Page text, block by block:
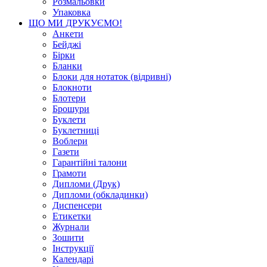
Упаковка
ЩО МИ ДРУКУЄМО!
Анкети
Бейджі
Бірки
Бланки
Блоки для нотаток (відривні)
Блокноти
Блотери
Брошури
Буклети
Буклетниці
Воблери
Газети
Гарантійні талони
Грамоти
Дипломи (Друк)
Дипломи (обкладинки)
Диспенсери
Етикетки
Журнали
Зошити
Інструкції
Календарі